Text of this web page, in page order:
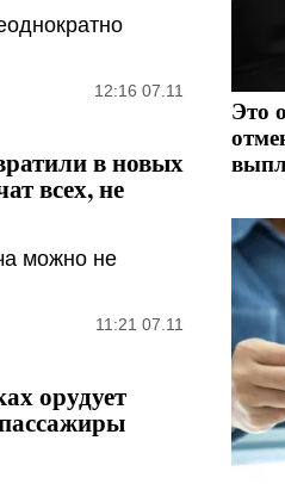
12:16 07.11
в новых
всех, не
можно не
11:21 07.11
орудует
Это